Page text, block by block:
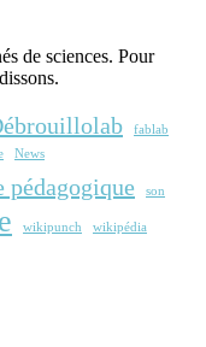
de sciences. Pour
fablab
News
pédagogique son
wikipunch
wikipédia